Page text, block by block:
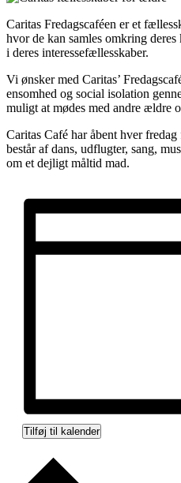
Caritas Fredagscaféen er et
hvor de kan samles omkring
i deres interessefællesskaber.
Vi ønsker med Caritas’
ensomhed og social isolation
muligt at mødes med andre ældre
Caritas Café har åbent hver
består af dans, udflugter, sang,
om et dejligt måltid mad.
Tilføj til kalender